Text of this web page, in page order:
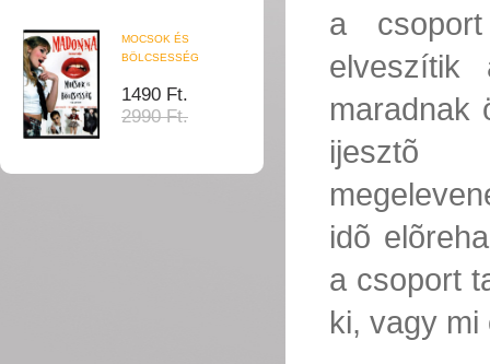
MOCSOK ÉS
BÖLCSESSÉG
1490 Ft.
2990 Ft.
a
elveszítik
maradnak
ijesztõ
idõ
a csoport
ki, vagy